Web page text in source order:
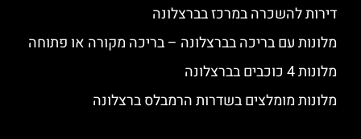
דירות להשכרה במרכז בברצלונה
מלונות עם בריכה בברצלונה – בריכה מקורה או פתוחה
מלונות 4 כוכבים בברצלונה
מלונות מומלצים בשדרות הרמבלס ברצלונה